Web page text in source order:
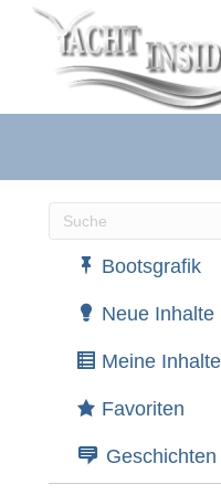
Wenn dieBootsgrafik
Neue Inhalte
Meine Inhalte
Favoriten
Geschichten